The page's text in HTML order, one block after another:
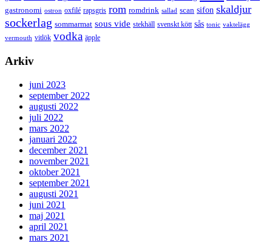
gastronomi ostron oxfilé rapsgris rom romdrink sallad scan sifon skaldjur
sockerlag sommarmat sous vide stekhäll svenskt kött sås tonic vaktelägg
vermouth vitlök vodka äpple
Arkiv
juni 2023
september 2022
augusti 2022
juli 2022
mars 2022
januari 2022
december 2021
november 2021
oktober 2021
september 2021
augusti 2021
juni 2021
maj 2021
april 2021
mars 2021